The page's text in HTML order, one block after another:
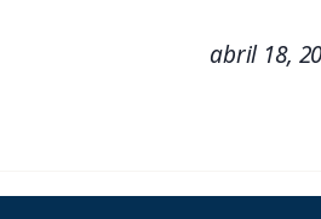
abril 18,